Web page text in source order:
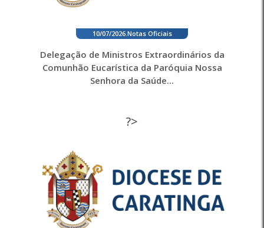
10/07/2026. Notas Oficiais
Delegação de Ministros Extraordinários da
Comunhão Eucarística da Paróquia Nossa
Senhora da Saúde...
?>